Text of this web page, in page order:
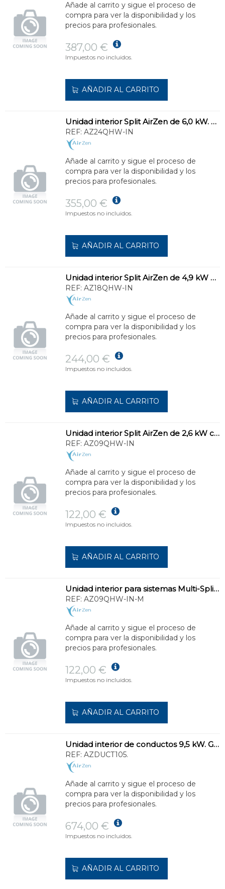
Añade al carrito y sigue el proceso de
compra para ver la disponibilidad y los
precios para profesionales.
387,00 €
Impuestos no incluidos.
AÑADIR AL CARRITO
Unidad interior Split AirZen de 6,0 kW. Máximo caudal.
REF: AZ24QHW-IN
Añade al carrito y sigue el proceso de
compra para ver la disponibilidad y los
precios para profesionales.
355,00 €
Impuestos no incluidos.
AÑADIR AL CARRITO
Unidad interior Split AirZen de 4,9 kW para grandes estancias.
REF: AZ18QHW-IN
Añade al carrito y sigue el proceso de
compra para ver la disponibilidad y los
precios para profesionales.
244,00 €
Impuestos no incluidos.
AÑADIR AL CARRITO
Unidad interior Split AirZen de 2,6 kW con Wi-Fi y Self Clean.
REF: AZ09QHW-IN
Añade al carrito y sigue el proceso de
compra para ver la disponibilidad y los
precios para profesionales.
122,00 €
Impuestos no incluidos.
AÑADIR AL CARRITO
Unidad interior para sistemas Multi-Split de 2,6 kW. Con Wi-Fi.
REF: AZ09QHW-IN-M
Añade al carrito y sigue el proceso de
compra para ver la disponibilidad y los
precios para profesionales.
122,00 €
Impuestos no incluidos.
AÑADIR AL CARRITO
Unidad interior de conductos 9,5 kW. Gran caudal de aire.
REF: AZDUCT105.
Añade al carrito y sigue el proceso de
compra para ver la disponibilidad y los
precios para profesionales.
674,00 €
Impuestos no incluidos.
AÑADIR AL CARRITO